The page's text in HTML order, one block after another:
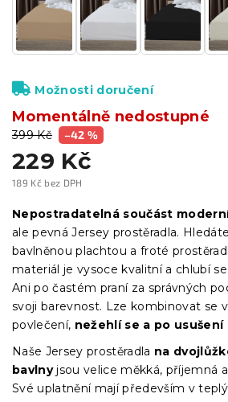
399 Kč –42 %
229 Kč
189 Kč bez DPH
cena:
Momentálně nedostupné
Možnosti doručení
Nepostradatelná součást
ale pevná Jersey prostěradla.
bavlněnou plachtou a froté
materiál je vysoce kvalitní a chlubí
Ani po častém praní za správných
svoji barevnost. Lze kombinovat se
povlečení, nežehlí se a po
Naše Jersey prostěradla na
bavlnyjsou velice měkká, příjemná
Své uplatnění mají především v